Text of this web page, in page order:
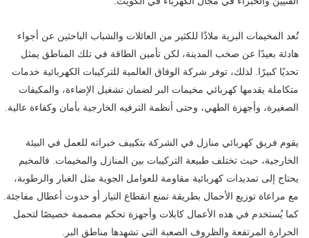
تُعد المخيمات البرية ملاذًا للكثير من العائلات والشباب الباحثين عن أجواء
هادئة بعيدًا عن صخب المدينة، لكن تأمين الطاقة في تلك المناطق يمثل
تحديًا كبيرًا. لذلك، توفر شركة الوفاق العالمية للتركيبات الكهربائية خدمات
متكاملة يقدمها كهربائي مخيمات البر لضمان تشغيل الإضاءة، والمكيفات
الصغيرة، وأجهزة الطهي، وحتى أنظمة الترفيه الخارجية بأمان وكفاءة عالية.
يقوم فريق كهربائي منازل في الشركة بتكييف خبراته للعمل في البيئة
الخارجية، حيث تختلف طبيعة التركيبات بين المنازل والمخيمات. فالمخيم
يحتاج إلى تمديدات كهربائية مقاومة للعوامل الجوية مثل الغبار والرطوبة،
مع مراعاة توزيع الأحمال بطريقة تمنع انقطاع التيار أو حدوث أعطال مفاجئة.
كما يُستخدم في هذه الأعمال كابلات وأجهزة تحكم مصممة خصيصًا لتحمل
الحرارة المرتفعة والظروف الصعبة التي تشهدها مناطق البر.